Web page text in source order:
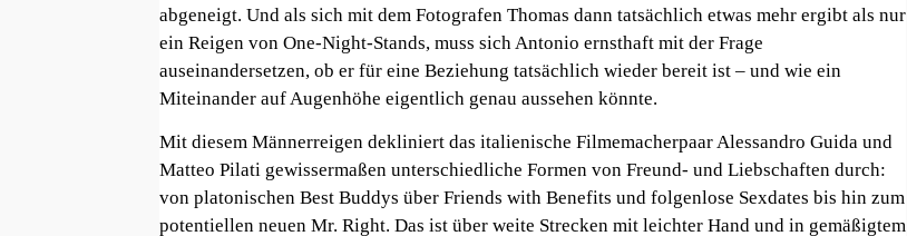
abgeneigt. Und als sich mit dem Fotografen Thomas dann tatsächlich etwas mehr ergibt als nur
ein Reigen von One-Night-Stands, muss sich Antonio ernsthaft mit der Frage
auseinandersetzen, ob er für eine Beziehung tatsächlich wieder bereit ist – und wie ein
Miteinander auf Augenhöhe eigentlich genau aussehen könnte.
Mit diesem Männerreigen dekliniert das italienische Filmemacherpaar Alessandro Guida und
Matteo Pilati gewissermaßen unterschiedliche Formen von Freund- und Liebschaften durch:
von platonischen Best Buddys über Friends with Benefits und folgenlose Sexdates bis hin zum
potentiellen neuen Mr. Right. Das ist über weite Strecken mit leichter Hand und in gemäßigtem